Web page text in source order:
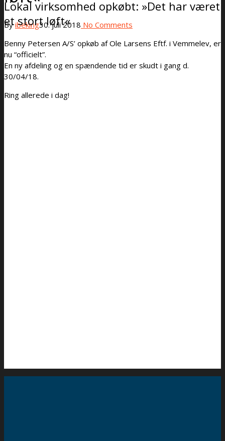
Byibeking30. juli 2018 No Comments
Lokal virksomhed opkøbt: »Det har været
et stort løft«
Benny Petersen A/S’ opkøb af Ole Larsens Eftf. i Vemmelev, er
nu “officielt”.
En ny afdeling og en spændende tid er skudt i gang d.
30/04/18.
Ring allerede i dag!